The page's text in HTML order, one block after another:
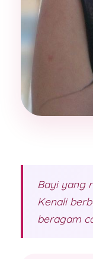
Bayi yang
Kenali
beragam